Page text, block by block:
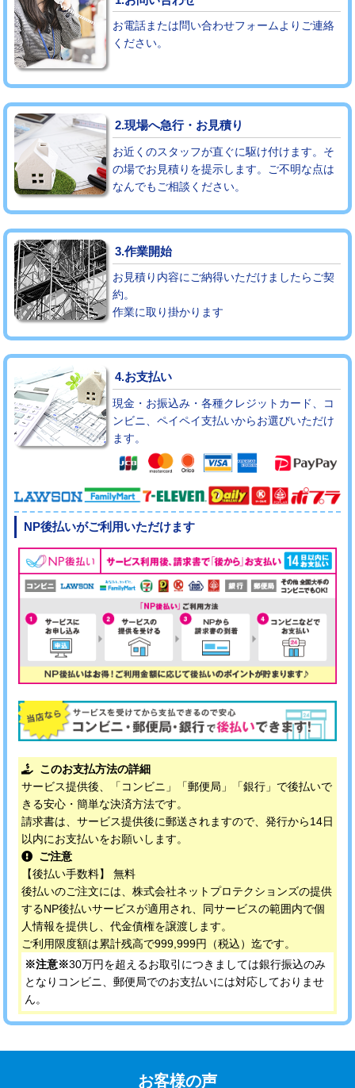
コンクリート斫り（厚さ10㎝超え） 38,500円
モルタル補修（厚さ10㎝まで）
モルタル補修（厚さ10㎝超え） 38,500円
追加人工 16,500円
廃棄・処分 現場見積
※給水管工事は20mmまでの価格です。
お電話または問い合わせフォームよりご連絡
ください。
2.現場へ急行・お見積り
お近くのスタッフが直ぐに駆け付けます。そ
の場でお見積りを提示します。ご不明な点は
なんでもご相談ください。
3.作業開始
お見積り内容にご納得いただけましたらご契
約。
作業に取り掛かります
4.お支払い
現金・お振込み・各種クレジットカード、コ
ンビニ、ペイペイ支払いからお選びいただけ
ます。
NP後払いがご利用いただけます
このお支払方法の詳細
サービス提供後、「コンビニ」「郵便局」「銀行」で後払いで
きる安心・簡単な決済方法です。
請求書は、サービス提供後に郵送されますので、発行から14日
以内にお支払いをお願いします。
ご注意
【後払い手数料】 無料
後払いのご注文には、株式会社ネットプロテクションズの提供
するNP後払いサービスが適用され、同サービスの範囲内で個
人情報を提供し、代金債権を譲渡します。
ご利用限度額は累計残高で999,999円（税込）迄です。
※注意※30万円を超えるお取引につきましては銀行振込のみ
となりコンビニ、郵便局でのお支払いには対応しておりませ
ん。
お客様の声